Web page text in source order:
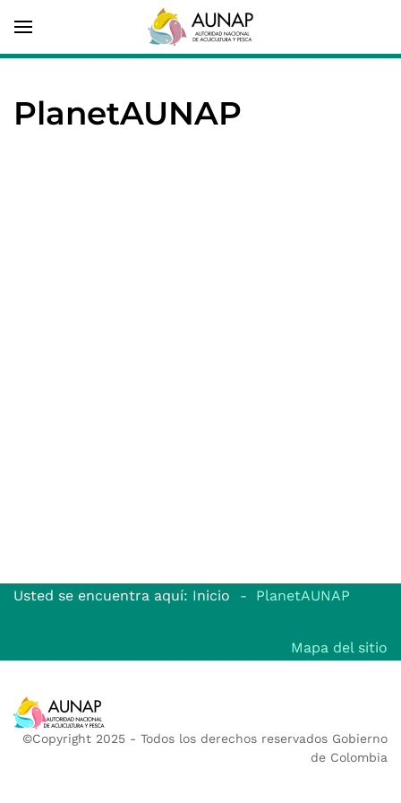
PlanetAUNAP
Usted se encuentra aquí: Inicio PlanetAUNAP
Mapa del sitio
©Copyright 2025 - Todos los derechos reservados Gobierno
de Colombia